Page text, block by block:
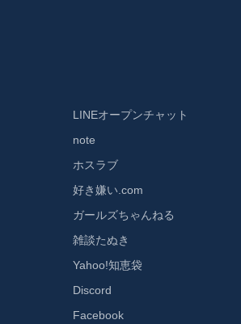
LINEオープンチャット
note
ホスラブ
好き嫌い.com
ガールズちゃんねる
雑談たぬき
Yahoo!知恵袋
Discord
Facebook